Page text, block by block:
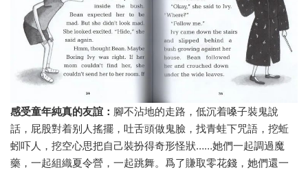
感受童年純真的友誼： 腳不沾地的走路，低沉着嗓子裝鬼說
話，屁股對着别人搖擺，吐舌頭做鬼臉，找青蛙下咒語，挖蚯
蚓吓人，挖空心思把自己裝扮得奇形怪狀……她們一起調過魔
藥，一起組織夏令營，一起跳舞。爲了賺取零花錢，她們還一